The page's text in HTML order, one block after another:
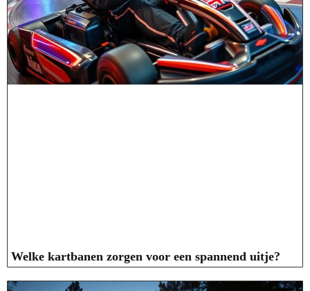
Welke kartbanen zorgen voor een spannend uitje?